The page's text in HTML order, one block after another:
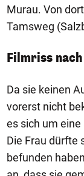
Murau. Von
Tamsweg
Filmriss
Da sie keinen
vorerst nicht
es sich um
Die Frau dürfte
befunden